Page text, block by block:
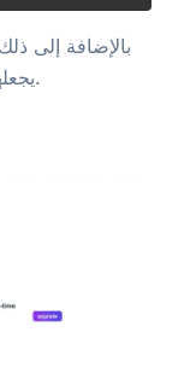
بالإضافة إلى
يجعلها مناسبة لمجموعة واسعة من المحتوى.